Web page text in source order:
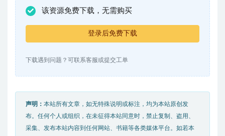
该资源免费下载，无需购买
登录后免费下载
下载遇到问题？可联系客服或提交工单
声明： 本站所有文章，如无特殊说明或标注，均为本站原创发
布。任何个人或组织，在未征得本站同意时，禁止复制、盗用、
采集、发布本站内容到任何网站、书籍等各类媒体平台。如若本